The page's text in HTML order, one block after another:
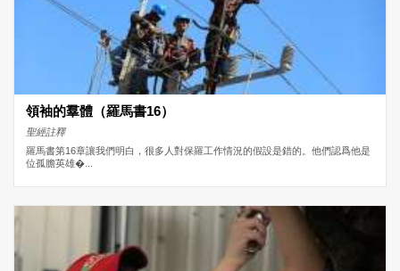
領袖的羣體（羅馬書16）
聖經註釋
羅馬書第16章讓我們明白，很多人對保羅工作情況的假設是錯的。他們認爲他是
位孤膽英雄�...